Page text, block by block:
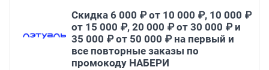
Скидка 6 000 ₽ от 10 000 ₽, 10 000 ₽
от 15 000 ₽, 20 000 ₽ от 30 000 ₽ и
35 000 ₽ от 50 000 ₽ на первый и
все повторные заказы по
промокоду НАБЕРИ